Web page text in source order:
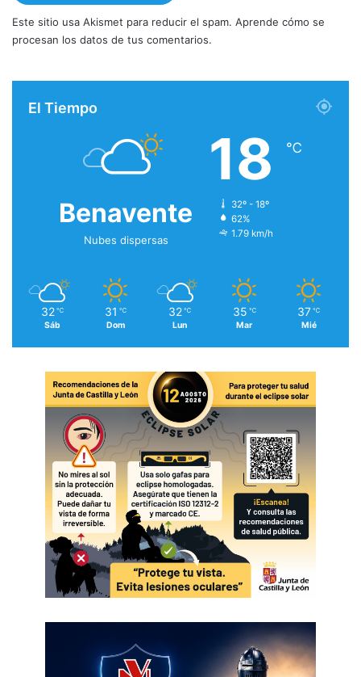
Este sitio usa Akismet para reducir el spam. Aprende cómo se
procesan los datos de tus comentarios.
El Tiempo
Benavente
Nubes dispersas
18 ℃
32º - 18º
62%
1.79 km/h
32 ℃
Sáb
31 ℃
Dom
32 ℃
Lun
35 ℃
Mar
37 ℃
Mié